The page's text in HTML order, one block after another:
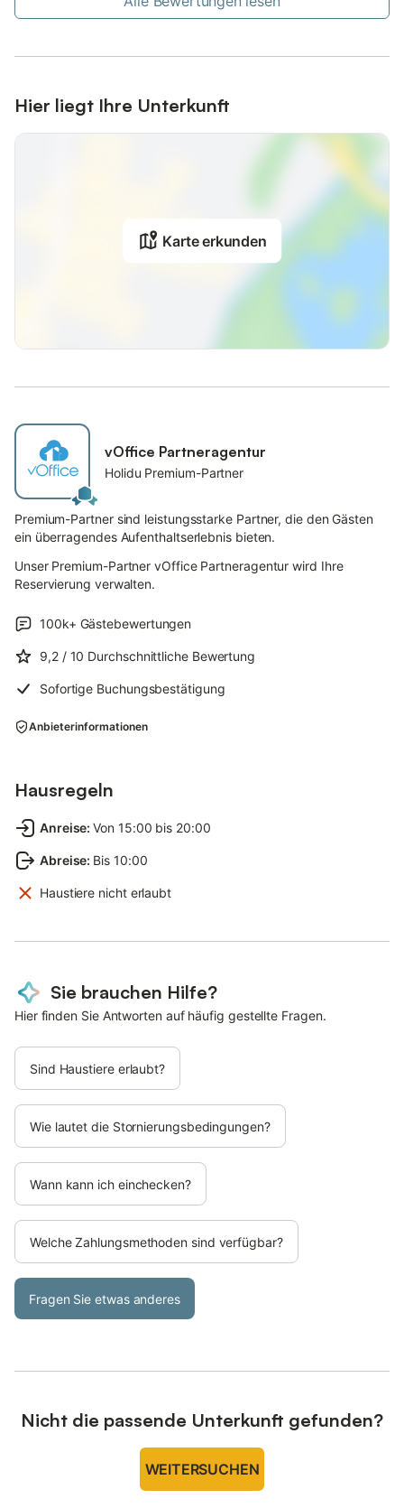
Hier liegt Ihre Unterkunft
Karte erkunden
vOffice Partneragentur
Holidu Premium-Partner
Premium-Partner sind leistungsstarke Partner, die den Gästen
ein überragendes Aufenthaltserlebnis bieten.
Unser Premium-Partner vOffice Partneragentur wird Ihre
Reservierung verwalten.
100k+ Gästebewertungen
9,2 / 10 Durchschnittliche Bewertung
Sofortige Buchungsbestätigung
Anbieterinformationen
Hausregeln
Anreise: Von 15:00 bis 20:00
Abreise: Bis 10:00
Haustiere nicht erlaubt
Sie brauchen Hilfe?
Hier finden Sie Antworten auf häufig gestellte Fragen.
Sind Haustiere erlaubt?
Wie lautet die Stornierungsbedingungen?
Wann kann ich einchecken?
Welche Zahlungsmethoden sind verfügbar?
Fragen Sie etwas anderes
Nicht die passende Unterkunft gefunden?
WEITERSUCHEN